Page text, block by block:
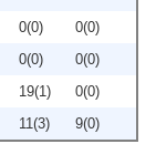
0(0)
0(0)
0(0)
0(0)
19(1)
0(0)
11(3) 9(0)